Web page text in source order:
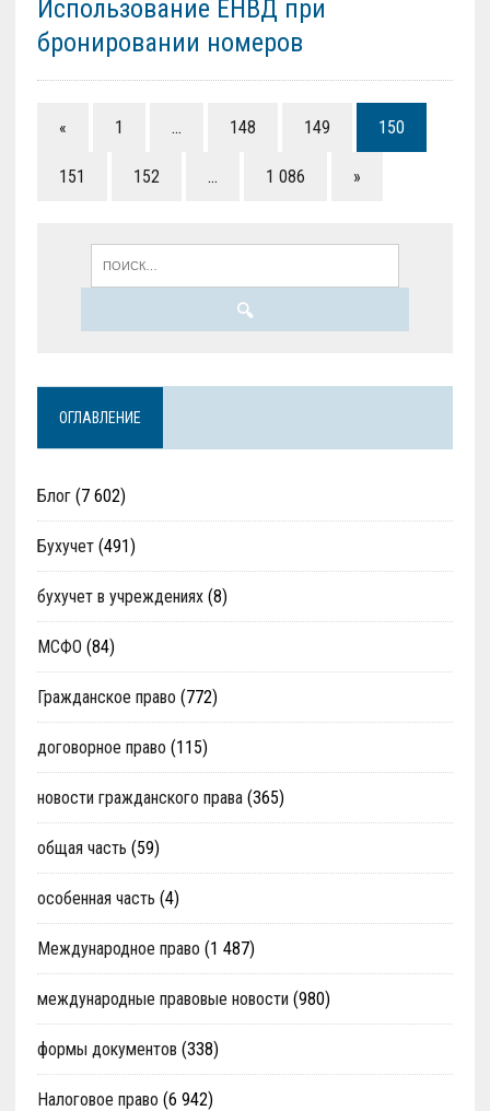
Использование ЕНВД при
бронировании номеров
« 1 … 148 149 150
151 152 … 1 086 »
ОГЛАВЛЕНИЕ
Блог(7 602)
Бухучет(491)
бухучет в учреждениях(8)
МСФО (84)
Гражданское право (772)
договорное право (115)
новости гражданского права(365)
общая часть (59)
особенная часть (4)
Международное право (1 487)
международные правовые новости (980)
формы документов (338)
Налоговое право (6 942)